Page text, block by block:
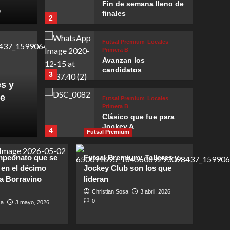
Talleres
que le faltaba
y
2
Fin de semana lleno de
finales
3
Futsal Premium Locales
Primera B
Avanzan los
candidatos
4
Futsal Premium Locales
Primera B
Clásico que fue para
Jockey A
Futsal Premium
Locales
Primera B
El regreso más
esperado
que se
el décimo
Borravino
3 mayo, 2026
Futsal Premium
Futsal Premium: Talleres y
Jockey Club son los que
lideran
Christian Sosa
3 abril, 2026
0